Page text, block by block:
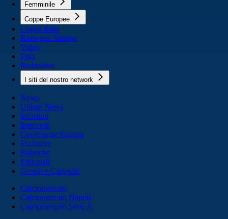
Femminile
Coppe Europee
Coppa Italia
Rassegna Stampa
Video
Foto
Redazione
I siti del nostro network
News
Ultime News
Infortuni
Interviste
Conferenze Stampa
Esclusive
Rubriche
Editoriali
Gossip e Curiosità
Calciomercato
Calciomercato Napoli
Calciomercato Serie A